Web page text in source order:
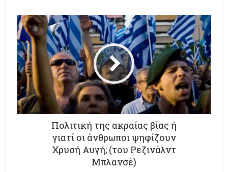
Πολιτική της ακραίας βίας ή
γιατί οι άνθρωποι ψηφίζουν
Χρυσή Αυγή; (του Ρεζινάλντ
Μπλανσέ)